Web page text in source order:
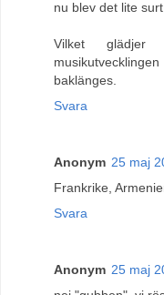
nu blev det lite
Vilket
baklänges.
Svara
Anonym 25 maj
Frankrike,
Svara
Anonym 25 maj